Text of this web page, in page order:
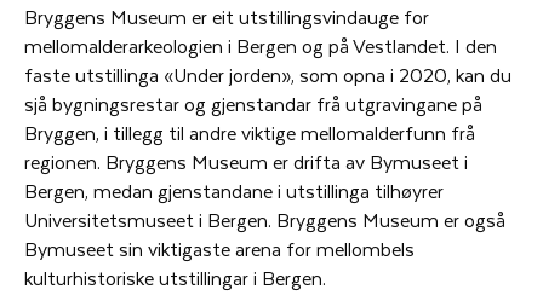
Bryggens Museum er eit utstillingsvindauge for
mellomalderarkeologien i Bergen og på Vestlandet. I den
faste utstillinga «Under jorden», som opna i 2020, kan du
sjå bygningsrestar og gjenstandar frå utgravingane på
Bryggen, i tillegg til andre viktige mellomalderfunn frå
regionen. Bryggens Museum er drifta av Bymuseet i
Bergen, medan gjenstandane i utstillinga tilhøyrer
Universitetsmuseet i Bergen. Bryggens Museum er også
Bymuseet sin viktigaste arena for mellombels
kulturhistoriske utstillingar i Bergen.